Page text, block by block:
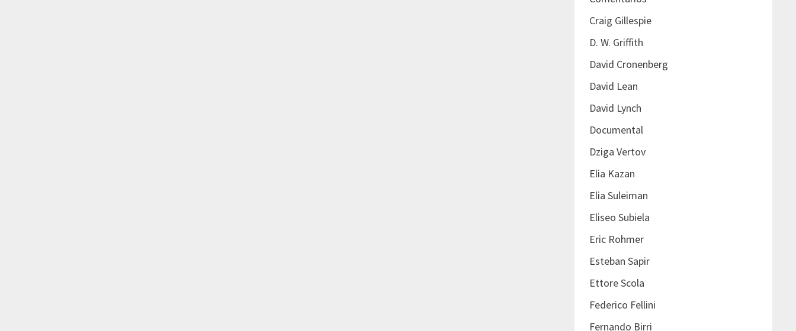
Craig Gillespie
D. W. Griffith
David Cronenberg
David Lean
David Lynch
Documental
Dziga Vertov
Elia Kazan
Elia Suleiman
Eliseo Subiela
Eric Rohmer
Esteban Sapir
Ettore Scola
Federico Fellini
Fernando Birri